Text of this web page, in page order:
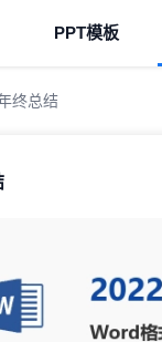
PPT模板
终总结